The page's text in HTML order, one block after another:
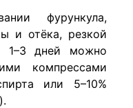
фурункула,
и отёка, резкой
1–3 дней можно
компрессами
или 5–10%